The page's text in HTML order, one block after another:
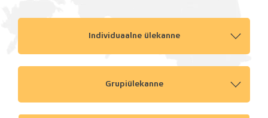
Individuaalne ülekanne
Grupiülekanne